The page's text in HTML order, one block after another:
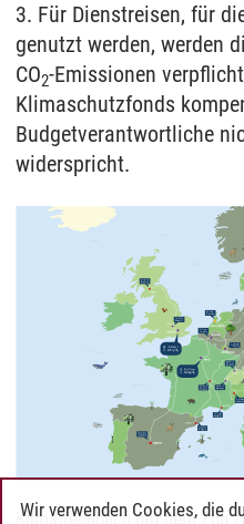
3. Für Dienstreisen, für
genutzt werden, werden
CO2-Emissionen
Klimaschutzfonds
Budgetverantwortliche
widerspricht.
Klimafreundlich mit dem Zug
Wir verwenden Cookies, die